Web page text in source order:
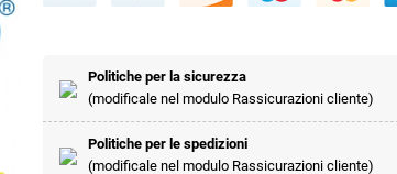
Politiche per la sicurezza
(modificale nel modulo Rassicurazioni cliente)
Politiche per le spedizioni
(modificale nel modulo Rassicurazioni cliente)